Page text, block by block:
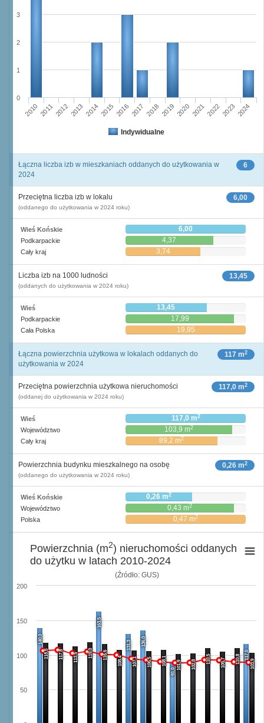
Indywidualne
2010 201120122013 2014 2015 2016 2017 2018 2019 2020 202120222023 2024
0
1
2
3
6
Łączna liczba izb w mieszkaniach oddanych do użytkowania w
2024
6,00
Przeciętna liczba izb w lokalu
(oddanego do użytkowania w 2024 roku)
Wieś Końskie 6,00
Podkarpackie 4,37
Cały kraj 3,74
13,45
Liczba izb na 1000 ludności
(oddanych do użytkowania w 2024 roku)
Wieś 13,45
Podkarpackie 17,99
Cała Polska 19,95
117 m2
Łączna powierzchnia użytkowa w lokalach oddanych do
użytkowania w 2024
117,0 m2
Przeciętna powierzchnia użytkowa nieruchomości
(oddanej do użytkowania w 2024 roku)
Wieś 117,0 m2
Województwo 103,9 m2
Cały kraj 89,2 m2
0,26 m2
Powierzchnia budynku mieszkalnego na osobę
(oddanego do użytkowania w 2024 roku)
Wieś Końskie 0,26 m2
Województwo 0,43 m2
Polska 0,47 m2
(Źródło: GUS)
140,0
163,5
131,3
136,0
91,0
117,0
118,5 117,8 113,5 119,0 116,6
108,4 107,1 106,5 108,1 101,9 102,8 110,5 105,7 110,8 103,9
50
100
150
200
Powierzchnia (m2) nieruchomości oddanych
do użytku w latach 2010-2024